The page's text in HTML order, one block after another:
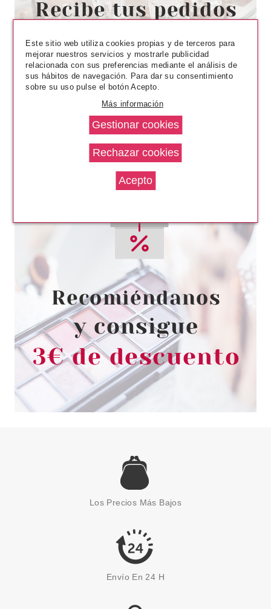
CATRICE BLUSH AFFAIR
COLORETE LÍQUIDO 040
Pvr 4.99€
-13%
desde
4.35€
ESSENCE
ESSENCE CORRECTOR EN
CREMA CAMOUFLAGE
COBERTURA TOTAL 05 IVORY
-22%
desde
2.48€
ESSENCE
ESSENCE HELLO KITTY
PAPELES MATIFICANTES
2.35€
Los Precios Más Bajos
Envío En 24 H
Este sitio web utiliza cookies propias y de terceros para
mejorar nuestros servicios y mostrarle publicidad
relacionada con sus preferencias mediante el análisis de
sus hábitos de navegación. Para dar su consentimiento
sobre su uso pulse el botón Acepto.
Más información